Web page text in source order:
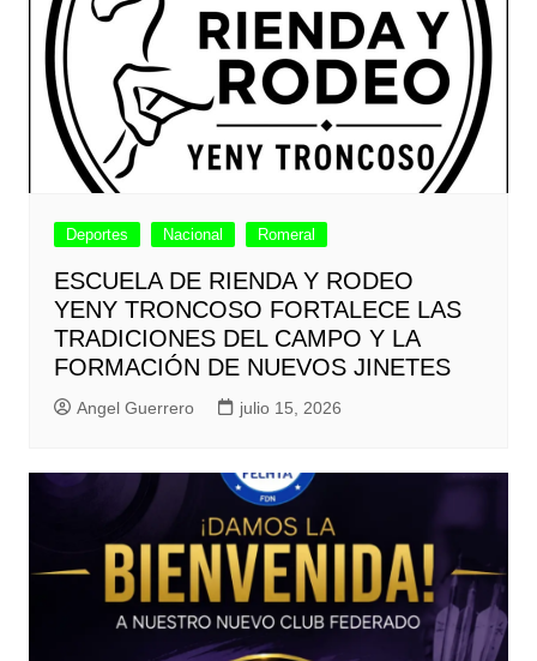
Deportes Nacional Romeral
ESCUELA DE RIENDA Y RODEO
YENY TRONCOSO FORTALECE LAS
TRADICIONES DEL CAMPO Y LA
FORMACIÓN DE NUEVOS JINETES
Angel Guerrero julio 15, 2026